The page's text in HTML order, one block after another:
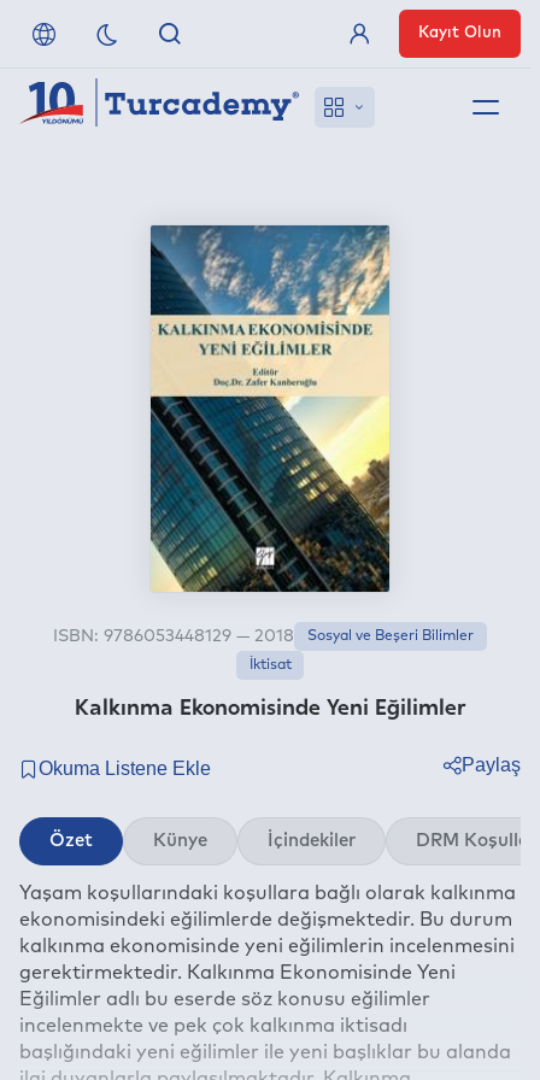
Referanslarımız
Uzaktan Erişim
Anlaşmalı Yayınevleri
Üye Girişi
Kayıt Olun
Kalkınma Ekonomisinde Yeni Eğilimler
ISBN: 9786053448129 — 2018
Sosyal ve Beşeri Bilimler
İktisat
Paylaş
Twitter
Linkedin
Whatsapp
Telegram
E-mail
Özet Künye İçindekiler DRM Koşulları
Yaşam koşullarındaki koşullara bağlı olarak kalkınma
ekonomisindeki eğilimlerde değişmektedir. Bu durum
kalkınma ekonomisinde yeni eğilimlerin incelenmesini
gerektirmektedir. Kalkınma Ekonomisinde Yeni
Eğilimler adlı bu eserde söz konusu eğilimler
incelenmekte ve pek çok kalkınma iktisadı
başlığındaki yeni eğilimler ile yeni başlıklar bu alanda